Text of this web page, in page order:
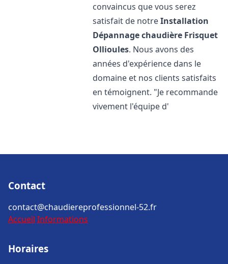
convaincus que vous serez
satisfait de notreInstallation
Dépannage chaudière Frisquet
Ollioules. Nous avons des
années d'expérience dans le
domaine et nos clients satisfaits
en témoignent. "Je recommande
vivement l'équipe d'
Contact
contact@chaudiereprofessionnel-52.fr
Accueil Informations
Horaires